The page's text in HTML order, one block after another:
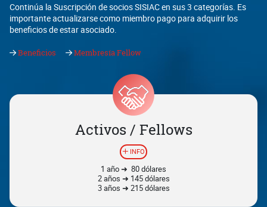
Continúa la Suscripción de socios SISIAC en sus 3 categorías. Es
importante actualizarse como miembro pago para adquirir los
beneficios de estar asociado.
Beneficios Membresía Fellow
Activos / Fellows
INFO
1 año ➜ 80 dólares
2 años ➜ 145 dólares
3 años ➜ 215 dólares